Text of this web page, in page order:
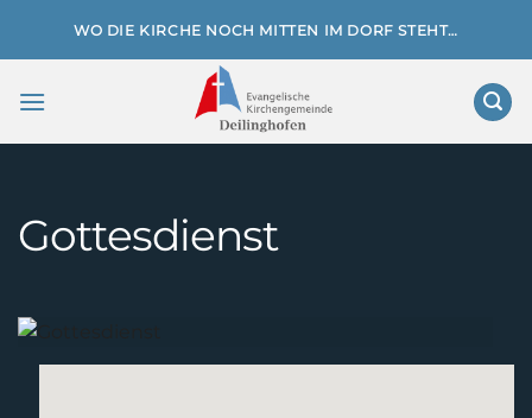
WO DIE KIRCHE NOCH MITTEN IM DORF STEHT…
Gottesdienst